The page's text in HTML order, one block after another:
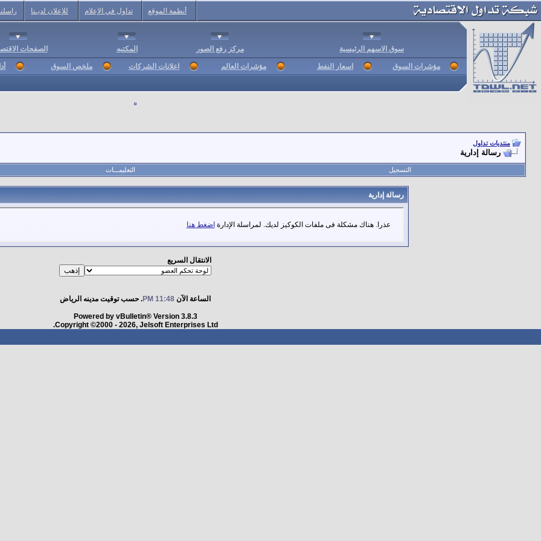
أنظمة الموقع تداول في الإعلام للإعلان لديـنا
سوق الاسهم الرئيسية مركز رفع الصور المكتبه الصفحات
مؤشرات السوق اسعار النفط مؤشرات العالم اعلانات الشركات ملخص السوق
منتديات تداول
رسالة إدارية
التسجيل التعليمـــات
رسالة إدارية
عذرا. هناك مشكلة فى ملفات الكوكيز لديك. لمراسلة الإدارة اضغط هنا
الانتقال السريع
الساعة الآن 11:48 PM . حسب توقيت مدينه الرياض
Powered by vBulletin® Version 3.8.3
Copyright ©2000 - 2026, Jelsoft Enterprises Ltd.